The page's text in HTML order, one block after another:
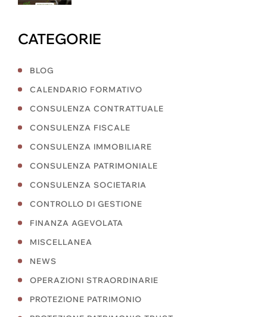
CATEGORIE
BLOG
CALENDARIO FORMATIVO
CONSULENZA CONTRATTUALE
CONSULENZA FISCALE
CONSULENZA IMMOBILIARE
CONSULENZA PATRIMONIALE
CONSULENZA SOCIETARIA
CONTROLLO DI GESTIONE
FINANZA AGEVOLATA
MISCELLANEA
NEWS
OPERAZIONI STRAORDINARIE
PROTEZIONE PATRIMONIO